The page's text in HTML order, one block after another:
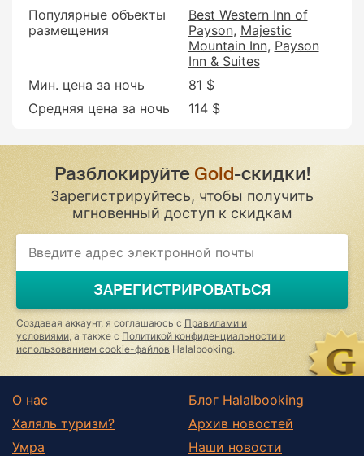
Популярные объекты
размещения
Best Western Inn of
Payson Majestic
Mountain Inn Payson
Inn & Suites
Мин. цена за ночь
81 $
Средняя цена за ночь
114 $
Разблокируйте Gold-скидки!
Зарегистрируйтесь, чтобы получить
мгновенный доступ к скидкам
If
you
ignore
this
field
ЗАРЕГИСТРИРОВАТЬСЯ
Создавая аккаунт, я соглашаюсь с Правилами и
условиями , а также с Политикой конфиденциальности и
использованием cookie-файлов Halalbooking.
О нас
Халяль туризм?
Умра
Блог Halalbooking
Архив новостей
Наши новости